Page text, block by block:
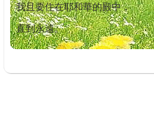
我且要住在耶和華的殿中，
直到永遠。